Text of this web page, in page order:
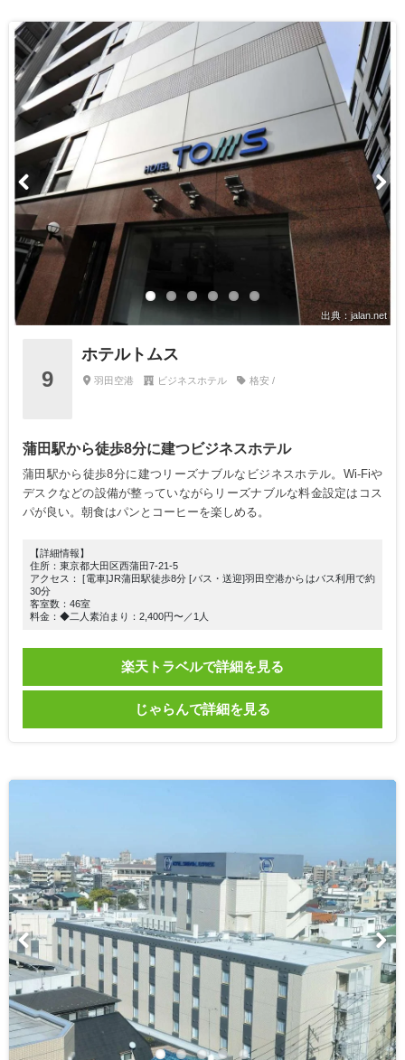
出典：jalan.net
9
ホテルトムス
羽田空港 ビジネスホテル 格安 /
蒲田駅から徒歩8分に建つビジネスホテル
蒲田駅から徒歩8分に建つリーズナブルなビジネスホテル。Wi-Fiや
デスクなどの設備が整っていながらリーズナブルな料金設定はコス
パが良い。朝食はパンとコーヒーを楽しめる。
【詳細情報】
住所：東京都大田区西蒲田7-21-5
アクセス： [電車]JR蒲田駅徒歩8分 [バス・送迎]羽田空港からはバス利用で約
30分
客室数：46室
料金：◆二人素泊まり：2,400円〜／1人
楽天トラベルで詳細を見る
じゃらんで詳細を見る